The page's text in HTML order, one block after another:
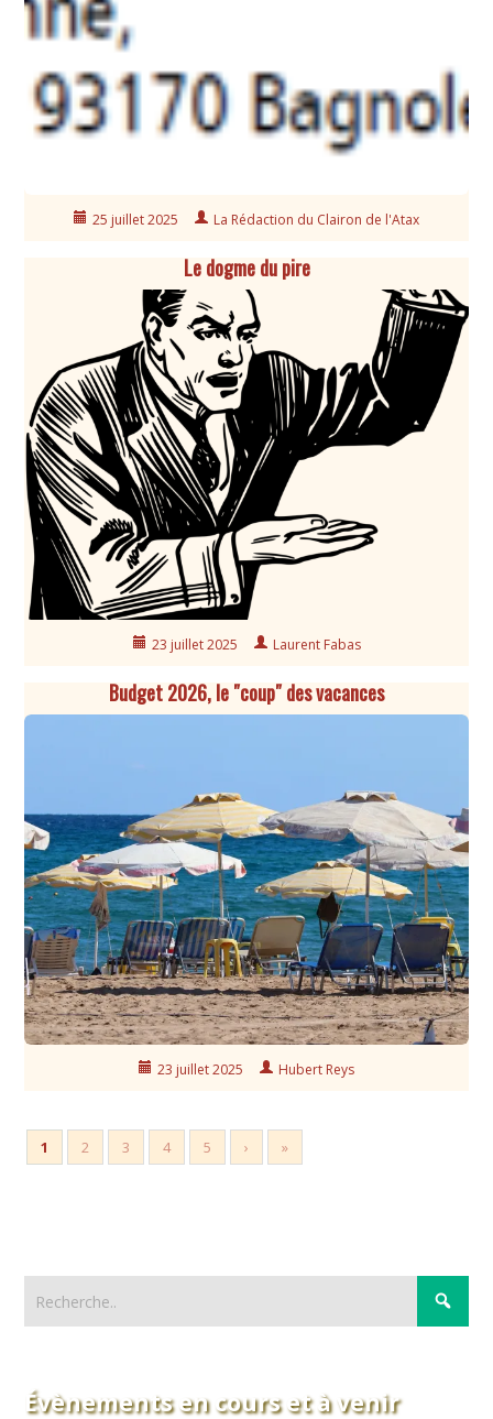
25 juillet 2025 La Rédaction du Clairon de l'Atax
Le dogme du pire
23 juillet 2025 Laurent Fabas
Budget 2026, le ″coup″ des vacances
23 juillet 2025 Hubert Reys
1 2 3 4 5 › »
Évènements en cours et à venir